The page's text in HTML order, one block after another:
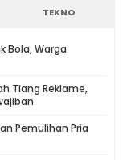
TEKNO
Bola, Warga
Tiang Reklame,
Pemulihan Pria